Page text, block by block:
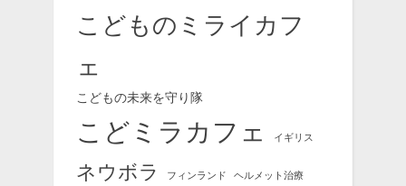
こどものミライカフ
ェ
こどもの未来を守り隊
こどミラカフェ イギリス
ネウボラ フィンランド ヘルメット治療